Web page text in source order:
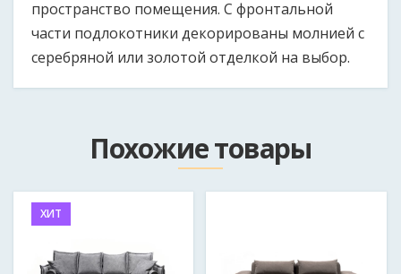
пространство помещения. С фронтальной
части подлокотники декорированы молнией с
серебряной или золотой отделкой на выбор.
большую, так и в меньшую сторону при согласовании
с клиентом.
Длина дивана:
1900 мм
Ширина дивана:
Email
Мобильный телефон в формате 375**********
Похожие товары
ХИТ